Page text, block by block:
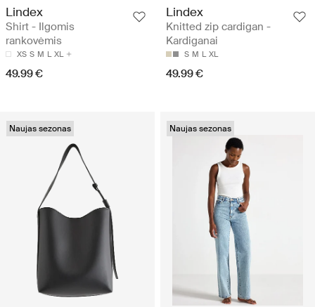
Lindex
Shirt - Ilgomis
rankovėmis
XS S M L XL
49.99 €
Lindex
Knitted zip cardigan -
Kardiganai
S M L XL
49.99 €
Naujas sezonas Naujas sezonas